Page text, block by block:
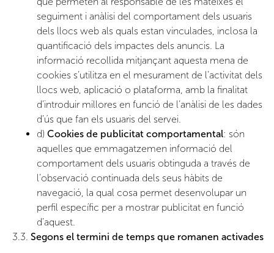
seguiment i anàlisi del comportament dels usuaris
dels llocs web als quals estan vinculades, inclosa la
quantificació dels impactes dels anuncis. La
informació recollida mitjançant aquesta mena de
cookies s’utilitza en el mesurament de l’activitat dels
llocs web, aplicació o plataforma, amb la finalitat
d’introduir millores en funció de l’anàlisi de les dades
d’ús que fan els usuaris del servei.
d) Cookies de publicitat comportamental: són
aquelles que emmagatzemen informació del
comportament dels usuaris obtinguda a través de
l’observació continuada dels seus hàbits de
navegació, la qual cosa permet desenvolupar un
perfil específic per a mostrar publicitat en funció
d’aquest.
3.3. Segons el termini de temps que romanen activades